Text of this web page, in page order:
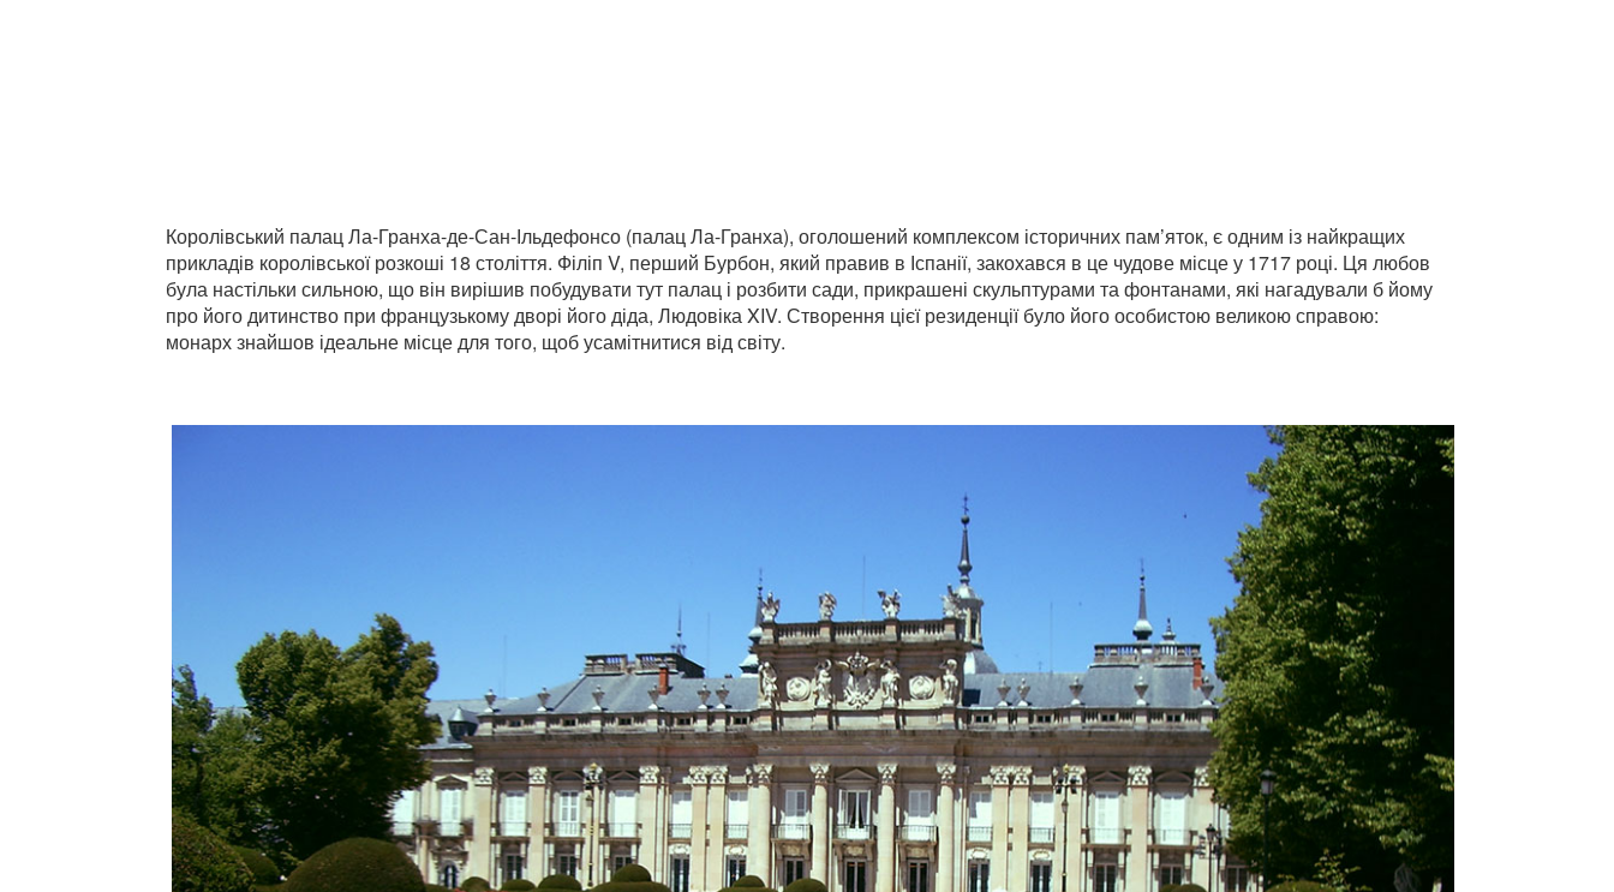
Королівський палац Ла-Гранха-де-Сан-Ільдефонсо (палац Ла-Гранха), оголошений комплексом історичних пам’яток, є одним із найкращих
прикладів королівської розкоші 18 століття. Філіп V, перший Бурбон, який правив в Іспанії, закохався в це чудове місце у 1717 році. Ця любов
була настільки сильною, що він вирішив побудувати тут палац і розбити сади, прикрашені скульптурами та фонтанами, які нагадували б йому
про його дитинство при французькому дворі його діда, Людовіка XIV. Створення цієї резиденції було його особистою великою справою:
монарх знайшов ідеальне місце для того, щоб усамітнитися від світу.